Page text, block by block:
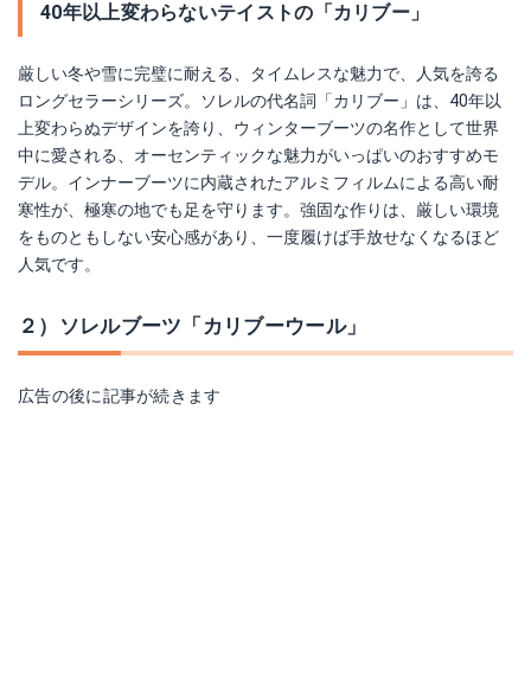
40年以上変わらないテイストの「カリブー」
厳しい冬や雪に完璧に耐える、タイムレスな魅力で、人気を誇る
ロングセラーシリーズ。ソレルの代名詞「カリブー」は、40年以
上変わらぬデザインを誇り、ウィンターブーツの名作として世界
中に愛される、オーセンティックな魅力がいっぱいのおすすめモ
デル。インナーブーツに内蔵されたアルミフィルムによる高い耐
寒性が、極寒の地でも足を守ります。強固な作りは、厳しい環境
をものともしない安心感があり、一度履けば手放せなくなるほど
人気です。
２）ソレルブーツ「カリブーウール」
広告の後に記事が続きます